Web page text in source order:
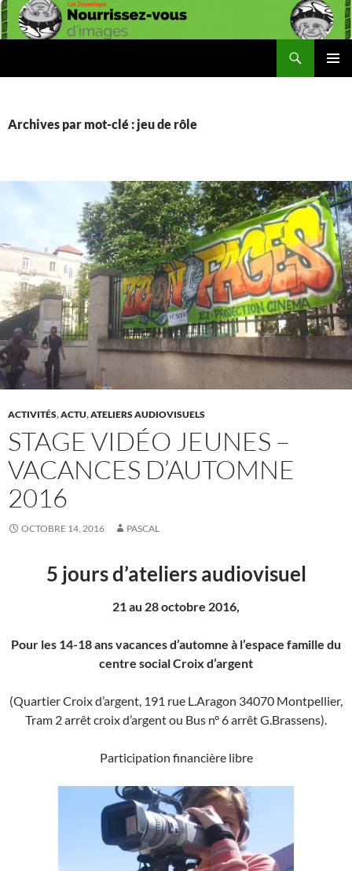
Aller
au
Archives par mot-clé : jeu de rôle
ACTIVITÉS,ACTU,ATELIERS AUDIOVISUELS
STAGE VIDÉO JEUNES –
VACANCES D’AUTOMNE
2016
OCTOBRE 14, 2016 PASCAL
5 jours d’ateliers audiovisuel
21 au 28 octobre 2016,
Pour les 14-18 ans vacances d’automne à l’espace famille du
centre social Croix d’argent
(Quartier Croix d’argent, 191 rue L.Aragon 34070 Montpellier,
Tram 2 arrêt croix d’argent ou Bus n° 6 arrêt G.Brassens).
Participation financière libre